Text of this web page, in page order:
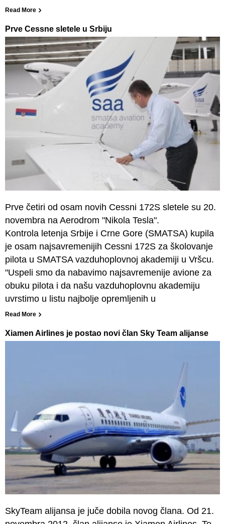
Read More
Prve Cessne sletele u Srbiju
Prve četiri od osam novih Cessni 172S sletele su 20.
novembra na Aerodrom "Nikola Tesla".
Kontrola letenja Srbije i Crne Gore (SMATSA) kupila
je osam najsavremenijih Cessni 172S za školovanje
pilota u SMATSA vazduhoplovnoj akademiji u Vršcu.
"Uspeli smo da nabavimo najsavremenije avione za
obuku pilota i da našu vazduhoplovnu akademiju
uvrstimo u listu najbolje opremljenih u
Read More
Xiamen Airlines je postao novi član Sky Team alijanse
SkyTeam alijansa je juče dobila novog člana. Od 21.